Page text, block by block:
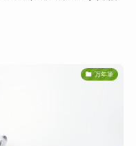
万年筆